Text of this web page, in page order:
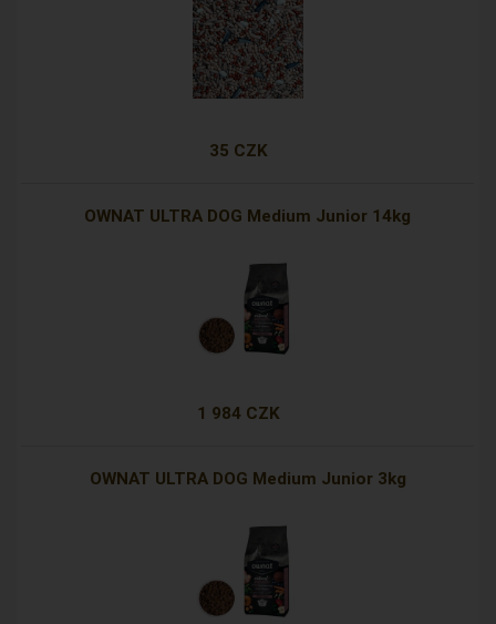
35 CZK
OWNAT ULTRA DOG Medium Junior 14kg
1 984 CZK
OWNAT ULTRA DOG Medium Junior 3kg